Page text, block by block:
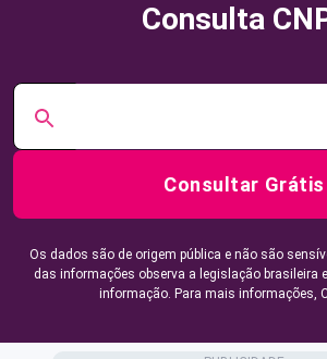
Consulta
Consultar Grátis
Os dados são de origem pública e não são
das informações observa a legislação brasileira
informação. Para mais informações,